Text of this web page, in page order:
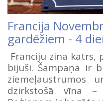
Francija
gardēžiem - 4
Franciju zina katrs,
bijuši. Šampaņa ir
ziemeļaustrumos
dzirkstošā vīna –